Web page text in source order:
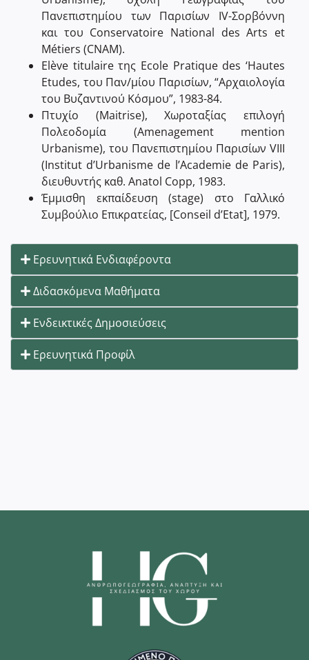
Πανεπιστηµίου των Παρισίων IV-Σορβόννη
και του Conservatoire National des Arts et
Métiers (CNAM).
Elève titulaire της Ecole Pratique des ‘Hautes
Etudes, του Παν/µίου Παρισίων, “Αρχαιολογία
του Βυζαντινού Κόσµου”, 1983-84.
Πτυχίο (Maitrise), Χωροταξίας επιλογή
Πολεοδοµία (Amenagement mention
Urbanisme), του Πανεπιστηµίου Παρισίων VIII
(Institut d’Urbanisme de l’Academie de Paris),
διευθυντής καθ. Anatol Copp, 1983.
Έµµισθη εκπαίδευση (stage) στο Γαλλικό
Συµβούλιο Επικρατείας, [Conseil d’Etat], 1979.
Ερευνητικά Ενδιαφέροντα
Διδασκόμενα Μαθήματα
Ενδεικτικές Δημοσιεύσεις
Ερευνητικά Προφίλ